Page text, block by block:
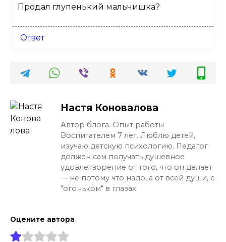
Продал глупенький мальчишка?
Ответ
Настя Коновалова
Автор блога. Опыт работы
Воспитателем 7 лет. Люблю детей,
изучаю детскую психологию. Педагог
должен сам получать душевное
удовлетворение от того, что он делает
— не потому что надо, а от всей души, с
"огоньком" в глазах.
Оцените автора